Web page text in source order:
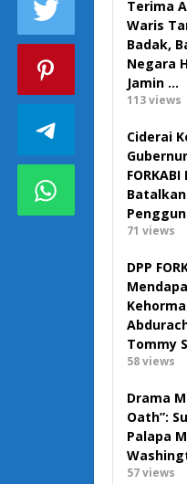
Terima
Waris
Badak,
Negara
Jamin …
113 views
Ciderai
Batalkan
71 views
DPP
Tommy
58 views
Drama
Oath”:
Palapa
57 views